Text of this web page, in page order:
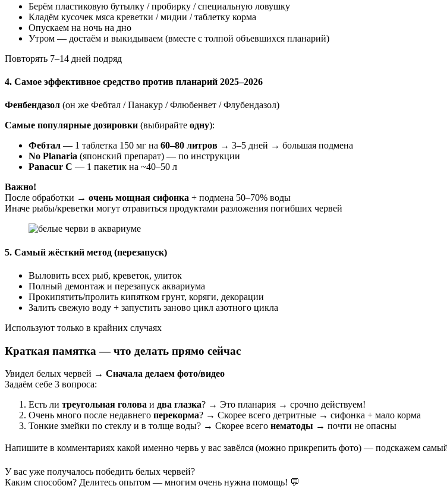
Берём пластиковую бутылку / пробирку / специальную ловушку
Кладём кусочек мяса креветки / мидии / таблетку корма
Опускаем на ночь на дно
Утром — достаём и выкидываем (вместе с толпой объевшихся планарий)
Повторять 7–14 дней подряд
4. Самое эффективное средство против планарий 2025–2026
Фенбендазол (он же Фебтал / Панакур / Флюбенвет / Флубендазол)
Самые популярные дозировки (выбирайте одну):
Фебтал — 1 таблетка 150 мг на 60–80 литров → 3–5 дней → большая подмена
No Planaria (японский препарат) — по инструкции
Panacur C — 1 пакетик на ~40–50 л
Важно!
После обработки → очень мощная сифонка + подмена 50–70% воды
Иначе рыбы/креветки могут отравиться продуктами разложения погибших червей
5. Самый жёсткий метод (перезапуск)
Выловить всех рыб, креветок, улиток
Полный демонтаж и перезапуск аквариума
Прокипятить/пролить кипятком грунт, коряги, декорации
Залить свежую воду + запустить заново цикл азотного цикла
Используют только в крайних случаях
Краткая памятка — что делать прямо сейчас
Увидел белых червей → Сначала делаем фото/видео
Задаём себе 3 вопроса:
Есть ли треугольная голова и два глазка? → Это планария → срочно действуем!
Очень много после недавнего перекорма? → Скорее всего детритные → сифонка + мало корма
Тонкие змейки по стеклу и в толще воды? → Скорее всего нематоды → почти не опасны
Напишите в комментариях какой именно червь у вас завёлся (можно прикрепить фото) — подскажем
У вас уже получалось победить белых червей?
Каким способом? Делитесь опытом — многим очень нужна помощь! 💬